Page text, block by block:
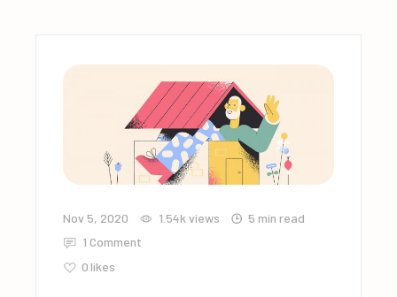
Nov 5, 2020 1.54kviews
5 min read
1 Comment
0 likes